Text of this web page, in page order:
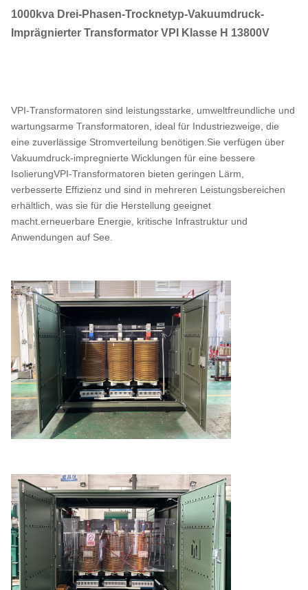
1000kva Drei-Phasen-Trocknetyp-Vakuumdruck-
Imprägnierter Transformator VPI Klasse H 13800V
VPI-Transformatoren sind leistungsstarke, umweltfreundliche und
wartungsarme Transformatoren, ideal für Industriezweige, die
eine zuverlässige Stromverteilung benötigen.Sie verfügen über
Vakuumdruck-impregnierte Wicklungen für eine bessere
IsolierungVPI-Transformatoren bieten geringen Lärm,
verbesserte Effizienz und sind in mehreren Leistungsbereichen
erhältlich, was sie für die Herstellung geeignet
macht.erneuerbare Energie, kritische Infrastruktur und
Anwendungen auf See.